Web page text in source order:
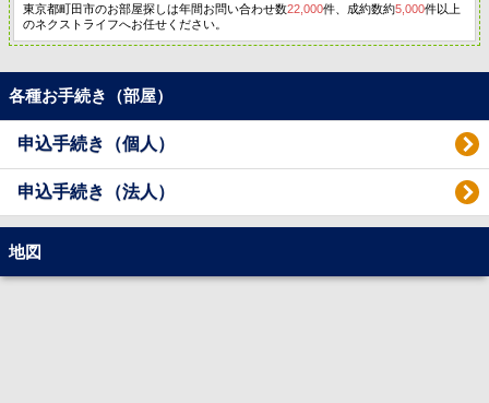
東京都町田市のお部屋探しは年間お問い合わせ数22,000件、成約数約5,000件以上
のネクストライフへお任せください。
各種お手続き（部屋）
申込手続き（個人）
申込手続き（法人）
地図